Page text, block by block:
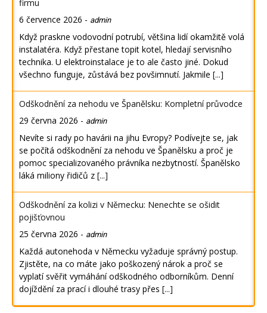
firmu
6 července 2026 - admin
Když praskne vodovodní potrubí, většina lidí okamžitě volá
instalatéra. Když přestane topit kotel, hledají servisního
technika. U elektroinstalace je to ale často jiné. Dokud
všechno funguje, zůstává bez povšimnutí. Jakmile [...]
Odškodnění za nehodu ve Španělsku: Kompletní průvodce
29 června 2026 - admin
Nevíte si rady po havárii na jihu Evropy? Podívejte se, jak
se počítá odškodnění za nehodu ve Španělsku a proč je
pomoc specializovaného právníka nezbytností. Španělsko
láká miliony řidičů z [...]
Odškodnění za kolizi v Německu: Nenechte se ošidit
pojišťovnou
25 června 2026 - admin
Každá autonehoda v Německu vyžaduje správný postup.
Zjistěte, na co máte jako poškozený nárok a proč se
vyplatí svěřit vymáhání odškodného odborníkům. Denní
dojíždění za prací i dlouhé trasy přes [...]